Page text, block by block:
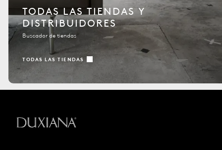
TODAS LAS TIENDAS Y
DISTRIBUIDORES
Buscador de tiendas
TODAS LAS TIENDAS